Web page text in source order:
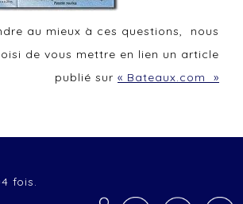
au mieux à ces questions, nous
de vous mettre en lien un article
publié sur « Bateaux.com »
fois.